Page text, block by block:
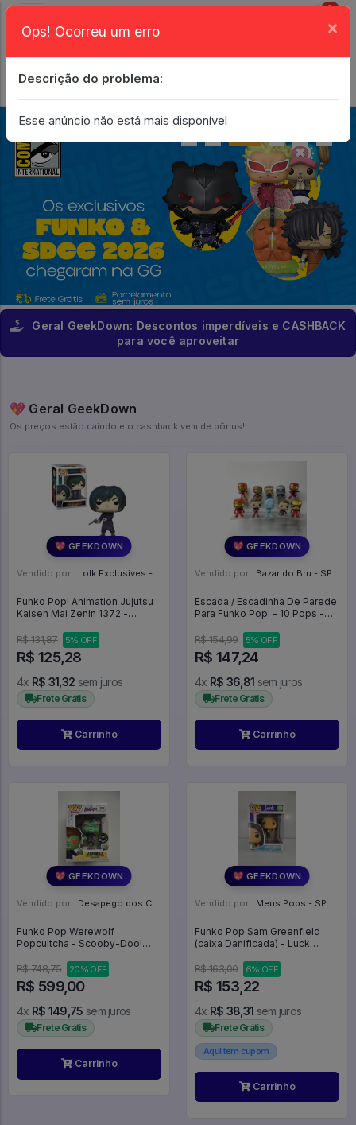
0
Geral GeekDown: Descontos imperdíveis e CASHBACK
para você aproveitar
💖 Geral GeekDown
Os preços estão caindo e o cashback vem de bônus!
💖 GEEKDOWN
Vendido por: Lolk Exclusives - SP
Funko Pop! Animation Jujutsu
Kaisen Mai Zenin 1372 -
R$ 131,87
5% OFF
R$ 125,28
4x R$ 31,32 sem juros
Frete Grátis
Carrinho
💖 GEEKDOWN
Vendido por: Bazar do Bru - SP
Escada / Escadinha De Parede
Para Funko Pop! - 10 Pops -
R$ 154,99
5% OFF
R$ 147,24
4x R$ 36,81 sem juros
Frete Grátis
Carrinho
💖 GEEKDOWN
Vendido por: Desapego dos Cardoso - PR
Funko Pop Werewolf
Popcultcha - Scooby-Doo!
R$ 748,75
20% OFF
R$ 599,00
4x R$ 149,75 sem juros
Frete Grátis
Carrinho
💖 GEEKDOWN
Vendido por: Meus Pops - SP
Funko Pop Sam Greenfield
(caixa Danificada) - Luck
R$ 163,00
6% OFF
R$ 153,22
4x R$ 38,31 sem juros
Frete Grátis
Aqui tem cupom
Carrinho
Ops! Ocorreu um erro ×
Descrição do problema:
Esse anúncio não está mais disponível